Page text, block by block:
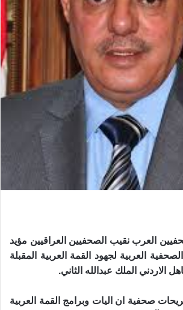
العرب نقيب الصحفيين العراقيين مؤيد
العربية لجهود القمة العربية المقبلة
الاردني الملك عبدالله الثاني.
صحفية ان اليات وبرامج القمة العربية